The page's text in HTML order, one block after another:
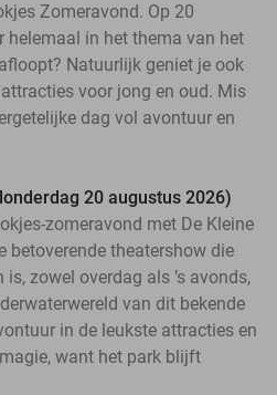
Zomeravond. Op 20
helemaal in het thema van het
Natuurlijk geniet je ook
voor jong en oud. Mis
dag vol avontuur en
20 augustus 2026)
zomeravond met De Kleine
betoverende theatershow die
zowel overdag als ’s avonds,
van dit bekende
in de leukste attracties en
want het park blijft